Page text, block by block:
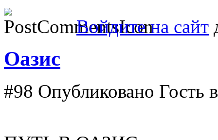
Войдите на сайт
Оазис
#98 Опубликовано Гость